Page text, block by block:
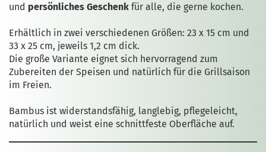
und persönliches Geschenk für alle, die gerne kochen.
Erhältlich in zwei verschiedenen Größen: 23 x 15 cm und
33 x 25 cm, jeweils 1,2 cm dick.
Die große Variante eignet sich hervorragend zum
Zubereiten der Speisen und natürlich für die Grillsaison
im Freien.
Bambus ist widerstandsfähig, langlebig, pflegeleicht,
natürlich und weist eine schnittfeste Oberfläche auf.